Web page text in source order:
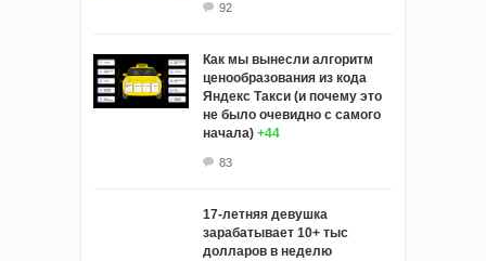
92
Как мы вынесли алгоритм
ценообразования из кода
Яндекс Такси (и почему это
не было очевидно с самого
начала) +44
83
17-летняя девушка
зарабатывает 10+ тыс
долларов в неделю